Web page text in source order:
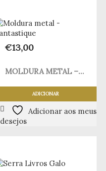
€13,00
MOLDURA METAL –...
ADICIONAR
Adicionar aos meus
desejos